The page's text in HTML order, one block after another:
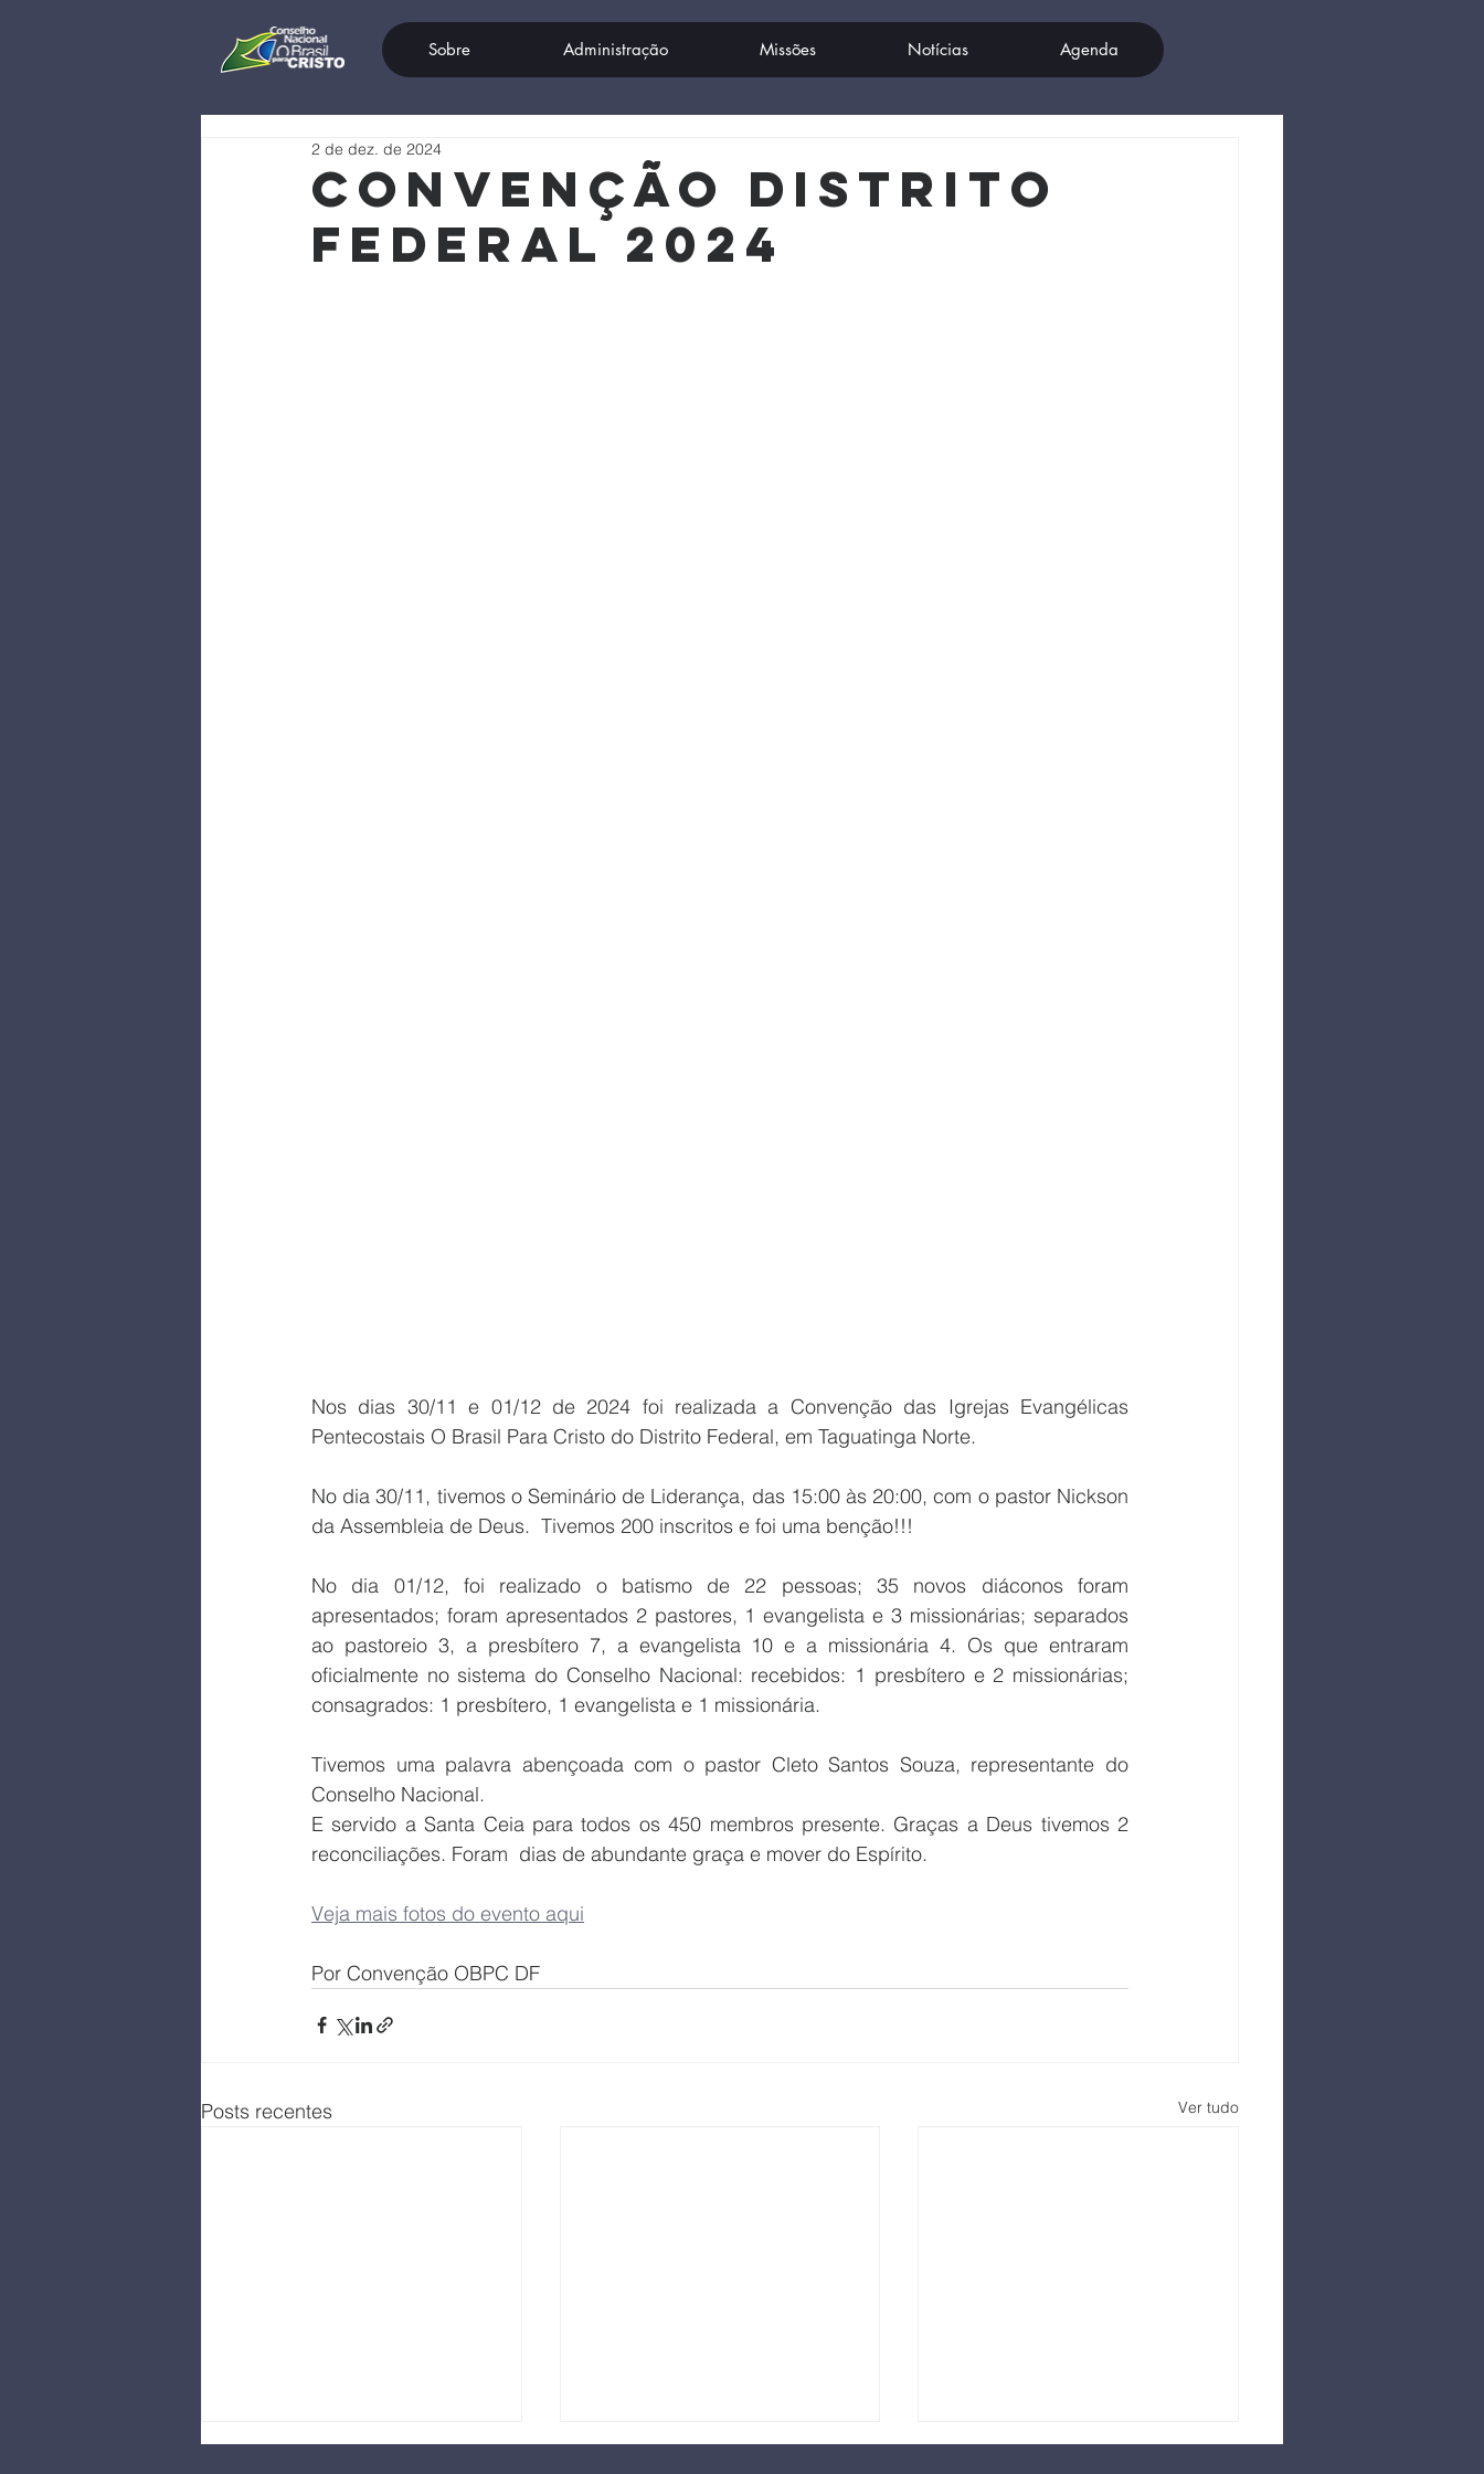
Sobre Administração Missões Notícias Agenda
CONVENÇÃO DISTRITO
FEDERAL 2024
2 de dez. de 2024
Nos dias 30/11 e 01/12 de 2024 foi realizada a Convenção das Igrejas Evangélicas
Pentecostais O Brasil Para Cristo do Distrito Federal, em Taguatinga Norte.
No dia 30/11, tivemos o Seminário de Liderança, das 15:00 às 20:00, com o pastor Nickson
da Assembleia de Deus.  Tivemos 200 inscritos e foi uma benção!!!
No dia 01/12, foi realizado o batismo de 22 pessoas; 35 novos diáconos foram
apresentados; foram apresentados 2 pastores, 1 evangelista e 3 missionárias; separados
ao pastoreio 3, a presbítero 7, a evangelista 10 e a missionária 4. Os que entraram
oficialmente no sistema do Conselho Nacional: recebidos: 1 presbítero e 2 missionárias;
consagrados: 1 presbítero, 1 evangelista e 1 missionária.
Tivemos uma palavra abençoada com o pastor Cleto Santos Souza, representante do
Conselho Nacional.
E servido a Santa Ceia para todos os 450 membros presente. Graças a Deus tivemos 2
reconciliações. Foram  dias de abundante graça e mover do Espírito.
Veja mais fotos do evento aqui
Por Convenção OBPC DF
Posts recentes Ver tudo